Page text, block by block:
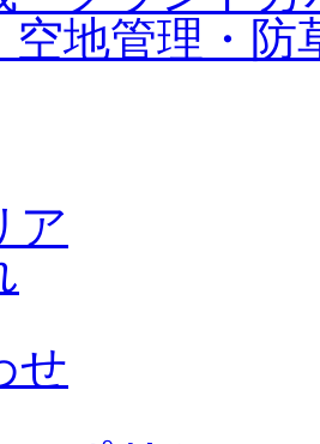
空地管理・防
ア
せ